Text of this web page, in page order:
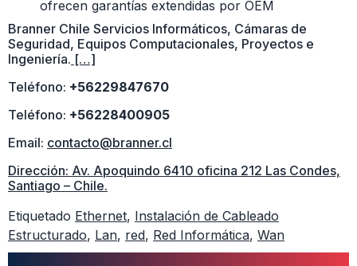
ofrecen garantías extendidas por OEM
Branner Chile Servicios Informáticos, Cámaras de
Seguridad, Equipos Computacionales, Proyectos e
Ingeniería. […]
Teléfono: +56229847670
Teléfono: +56228400905
Email: contacto@branner.cl
Dirección: Av. Apoquindo 6410 oficina 212 Las Condes,
Santiago – Chile.
Etiquetado Ethernet, Instalación de Cableado
Estructurado, Lan, red, Red Informática, Wan